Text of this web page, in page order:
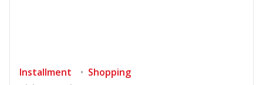
Installment Shopping